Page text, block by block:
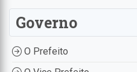
Governo
O Prefeito